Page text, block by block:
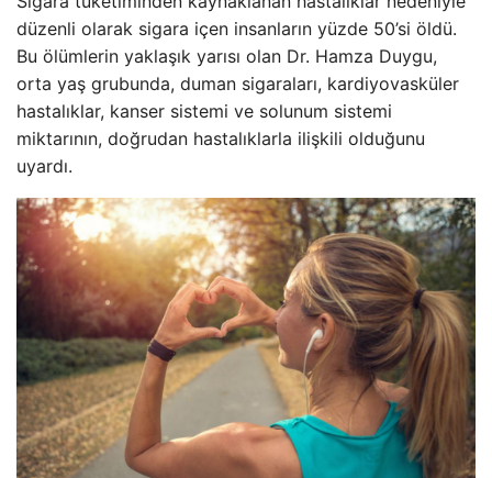
düzenli olarak sigara içen insanların yüzde 50’si öldü.
Bu ölümlerin yaklaşık yarısı olan Dr. Hamza Duygu,
orta yaş grubunda, duman sigaraları, kardiyovasküler
hastalıklar, kanser sistemi ve solunum sistemi
miktarının, doğrudan hastalıklarla ilişkili olduğunu
uyardı.